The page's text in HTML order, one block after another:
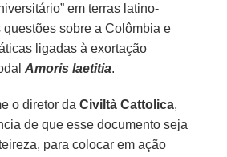
em terras latino-
sobre a Colômbia e
ligadas à exortação
Amoris laetitia.
o diretor daCiviltà Cattolica,
de que esse documento seja
para colocar em ação